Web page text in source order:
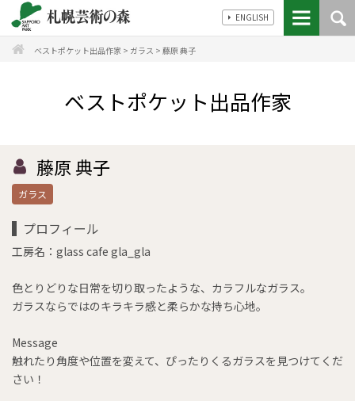
ENGLISH
ベストポケット出品作家 > ガラス > 藤原 典子
ベストポケット出品作家
藤原 典子
ガラス
プロフィール
工房名：glass cafe gla_gla
色とりどりな日常を切り取ったような、カラフルなガラス。
ガラスならではのキラキラ感と柔らかな持ち心地。
Message
触れたり角度や位置を変えて、ぴったりくるガラスを見つけてくだ
さい！